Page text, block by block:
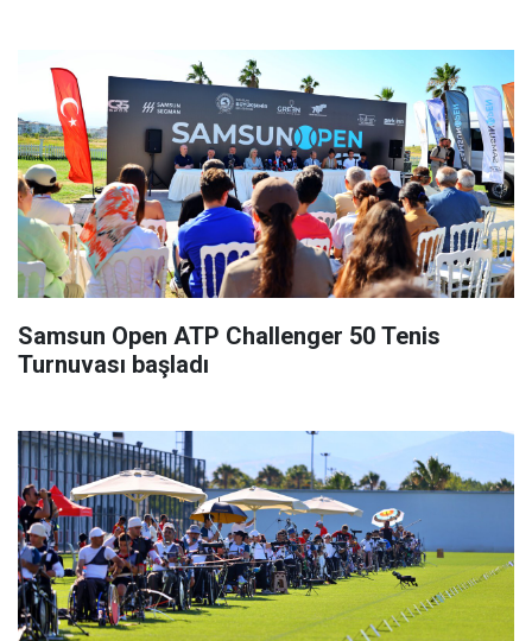
Samsun Open ATP Challenger 50 Tenis
Turnuvası başladı